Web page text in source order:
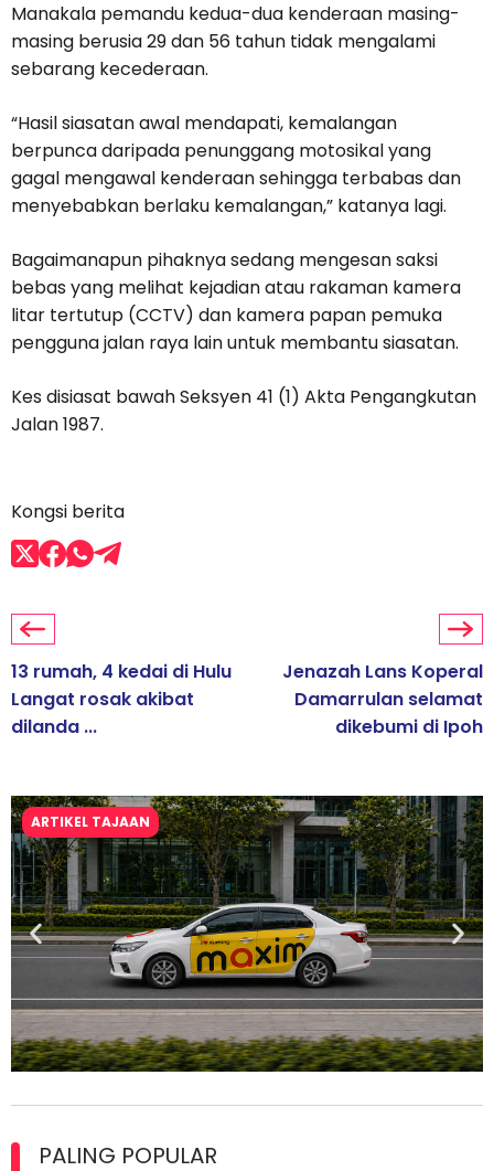
Manakala pemandu kedua-dua kenderaan masing-
masing berusia 29 dan 56 tahun tidak mengalami
sebarang kecederaan.
“Hasil siasatan awal mendapati, kemalangan
berpunca daripada penunggang motosikal yang
gagal mengawal kenderaan sehingga terbabas dan
menyebabkan berlaku kemalangan,” katanya lagi.
Bagaimanapun pihaknya sedang mengesan saksi
bebas yang melihat kejadian atau rakaman kamera
litar tertutup (CCTV) dan kamera papan pemuka
pengguna jalan raya lain untuk membantu siasatan.
Kes disiasat bawah Seksyen 41 (1) Akta Pengangkutan
Jalan 1987.
Kongsi berita
13 rumah, 4 kedai di Hulu
Langat rosak akibat
dilanda ...
Jenazah Lans Koperal
Damarrulan selamat
dikebumi di Ipoh
ARTIKEL TAJAAN
lesen separuh pertama 2026
PALING POPULAR